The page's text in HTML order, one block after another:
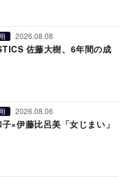
2026.08.08
佐藤大樹、6年間の成
2026.08.06
×伊藤比呂美「女じまい」